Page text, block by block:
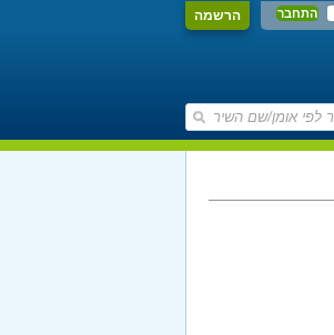
הרשמה